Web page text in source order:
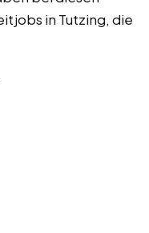
in Tutzing, die